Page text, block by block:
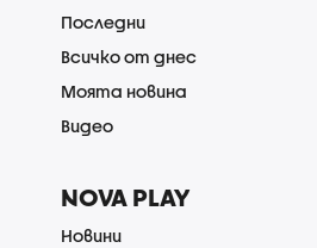
Последни
Всичко от днес
Моята новина
Видео
NOVA PLAY
Новини